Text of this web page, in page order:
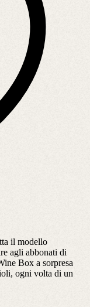
il modello
agli abbonati di
Box a sorpresa
ogni volta di un